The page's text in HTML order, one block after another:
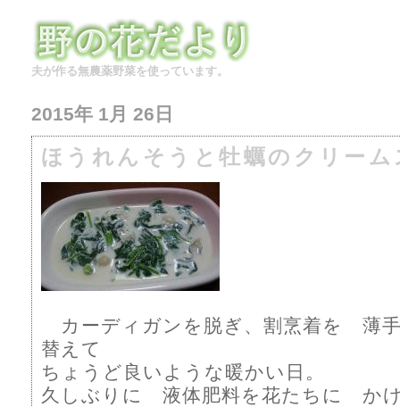
夫が作る無農薬野菜を使っています。
2015年 1月 26日
ほうれんそうと牡蠣のクリーム
カーディガンを脱ぎ、割烹着を 薄
替えて
ちょうど良いような暖かい日。
久しぶりに 液体肥料を花たちに か